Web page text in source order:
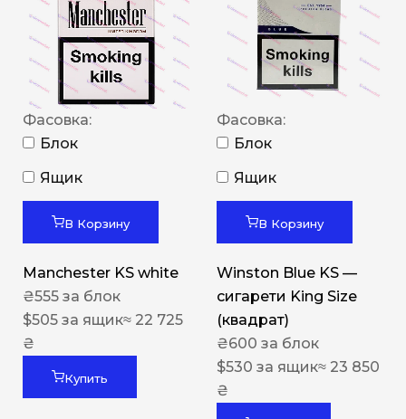
Фасовка:
Блок
Ящик
В Корзину
Manchester KS white
₴555 за блок
$505 за ящик≈ 22 725
₴
Купить
Фасовка:
Блок
Ящик
В Корзину
Winston Blue KS —
сигарети King Size
(квадрат)
₴600 за блок
$530 за ящик≈ 23 850
₴